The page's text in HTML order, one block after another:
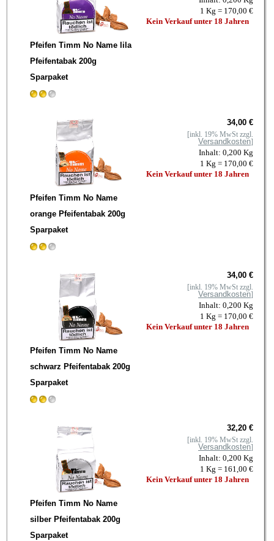
Pfeifen Timm No Name lila
Pfeifentabak 200g
Sparpaket
1 Kg = 170,00 €
Kein Verkauf unter 18 Jahren
Pfeifen Timm No Name
orange Pfeifentabak 200g
Sparpaket
34,00 €
[inkl. 19% MwSt zzgl.
Versandkosten]
Inhalt: 0,200 Kg
1 Kg = 170,00 €
Kein Verkauf unter 18 Jahren
Pfeifen Timm No Name
schwarz Pfeifentabak 200g
Sparpaket
34,00 €
[inkl. 19% MwSt zzgl.
Versandkosten]
Inhalt: 0,200 Kg
1 Kg = 170,00 €
Kein Verkauf unter 18 Jahren
Pfeifen Timm No Name
silber Pfeifentabak 200g
Sparpaket
32,20 €
[inkl. 19% MwSt zzgl.
Versandkosten]
Inhalt: 0,200 Kg
1 Kg = 161,00 €
Kein Verkauf unter 18 Jahren